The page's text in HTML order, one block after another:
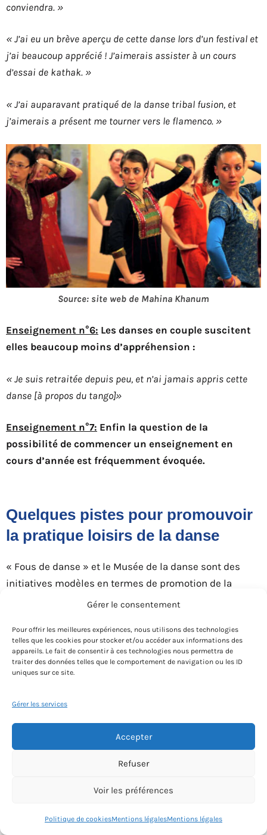
Gérer le consentement
Pour offrir les meilleures expériences, nous utilisons des technologies
telles que les cookies pour stocker et/ou accéder aux informations des
appareils. Le fait de consentir à ces technologies nous permettra de
traiter des données telles que le comportement de navigation ou les ID
uniques sur ce site.
Gérer les services
Accepter
Refuser
Voir les préférences
Politique de cookiesMentions légalesMentions légales
conviendra. »
« J’ai eu un brève aperçu de cette danse lors d’un festival et
j’ai beaucoup apprécié ! J’aimerais assister à un cours
d’essai de kathak. »
« J’ai auparavant pratiqué de la danse tribal fusion, et
j’aimerais a présent me tourner vers le flamenco. »
Source: site web de Mahina Khanum
Enseignement n°6: Les danses en couple suscitent
elles beaucoup moins d’appréhension :
« Je suis retraitée depuis peu, et n’ai jamais appris cette
danse [à propos du tango]»
Enseignement n°7: Enfin la question de la
possibilité de commencer un enseignement en
cours d’année est fréquemment évoquée.
Quelques pistes pour promouvoir
la pratique loisirs de la danse
« Fous de danse » et le Musée de la danse sont des
initiatives modèles en termes de promotion de la
danse. Par ailleurs il est possible d’identifier certains
semblent de nature à la favoriser :
Préconisation n°1:Décomplexer les personnes
notamment le classique, en organisant des
Préconisation n°2
: Les danses du monde
souffrent parfois d’un déficit d’image. Les
personnes sont pourtant très friandes de styles
Proposer des initiations à des variantes
contemporaines de ces danses peut être